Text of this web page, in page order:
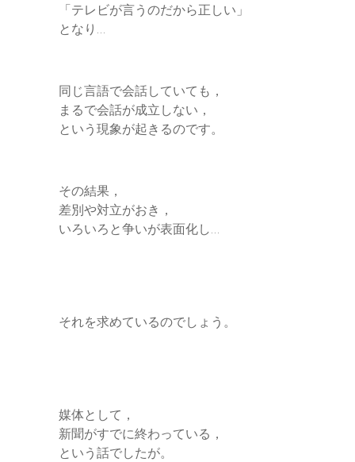
「テレビが言うのだから正しい」
となり…
同じ言語で会話していても，
まるで会話が成立しない，
という現象が起きるのです。
その結果，
差別や対立がおき，
いろいろと争いが表面化し…
それを求めているのでしょう。
媒体として，
新聞がすでに終わっている，
という話でしたが。